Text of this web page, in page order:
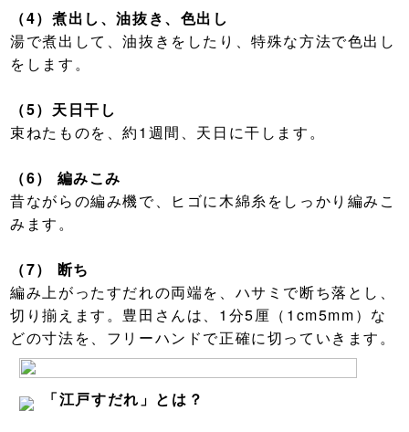
（4） 煮出し、油抜き、色出し
湯で煮出して、油抜きをしたり、特殊な方法で色出し
をします。
（5）天日干し
束ねたものを、約1週間、天日に干します。
（6） 編みこみ
昔ながらの編み機で、ヒゴに木綿糸をしっかり編みこ
みます。
（7） 断ち
編み上がったすだれの両端を、ハサミで断ち落とし、
切り揃えます。豊田さんは、1分5厘（1cm5mm）な
どの寸法を、フリーハンドで正確に切っていきます。
「江戸すだれ」とは？